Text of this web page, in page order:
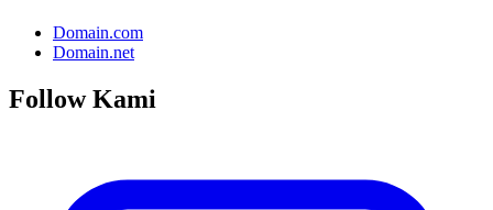
Domain.com
Domain.net
Follow Kami